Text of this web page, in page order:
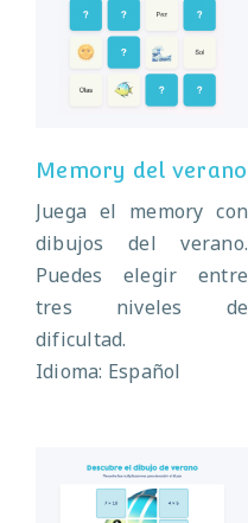
Memory del
verano
Memory del verano
Juega el memory con
dibujos del verano.
Puedes elegir entre
tres niveles de
dificultad.
Idioma: Español
Descubre el